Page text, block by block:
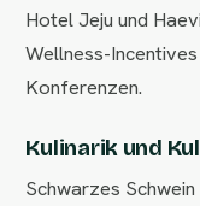
Hotel Jeju und
Wellness-
Konferenzen.
Kulinarik und
Schwarzes Schwein